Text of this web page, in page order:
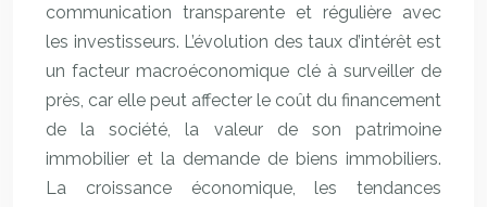
communication transparente et régulière avec
les investisseurs. L’évolution des taux d’intérêt est
un facteur macroéconomique clé à surveiller de
près, car elle peut affecter le coût du financement
de la société, la valeur de son patrimoine
immobilier et la demande de biens immobiliers.
La croissance économique, les tendances